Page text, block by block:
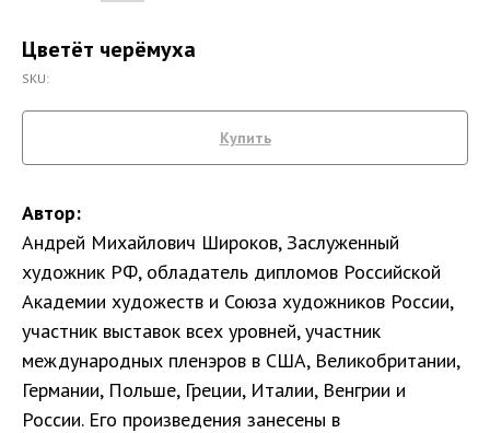
Цветёт черёмуха
SKU:
Купить
Автор:
Андрей Михайлович Широков, Заслуженный
художник РФ, обладатель дипломов Российской
Академии художеств и Союза художников России,
участник выставок всех уровней, участник
международных пленэров в США, Великобритании,
Германии, Польше, Греции, Италии, Венгрии и
России. Его произведения занесены в